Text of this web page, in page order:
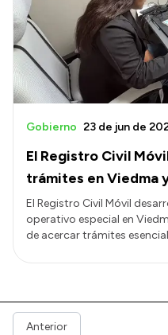
El Registro Civil
trámites en Viedma
Gobierno 23 de jun de
El Registro Civil Móvil
operativo especial en
de acercar trámites
Anterior